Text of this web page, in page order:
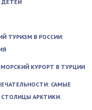
ДЕТЕЙ
ТУРИЗМ В РОССИИ:
КУРОРТ В ТУРЦИИ
САМЫЕ
СТОЛИЦЫ АРКТИКИ.